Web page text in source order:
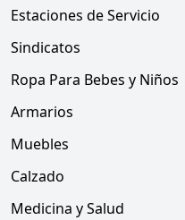
Estaciones de Servicio
Sindicatos
Ropa Para Bebes y Niños
Armarios
Muebles
Calzado
Medicina y Salud